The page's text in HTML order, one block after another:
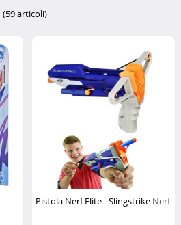
(59 articoli)
Pistola Nerf Elite - Slingstrike Nerf